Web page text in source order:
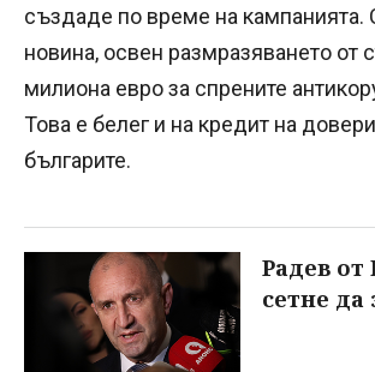
създаде по време на кампанията.
новина, освен размразяването от
милиона евро за спрените
Това е белег и на кредит на
българите.
Радев
сетне да